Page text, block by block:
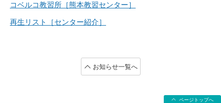
コベルコ教習所［熊本教習センター］
再生リスト［センター紹介］
お知らせ一覧へ
ページトップへ